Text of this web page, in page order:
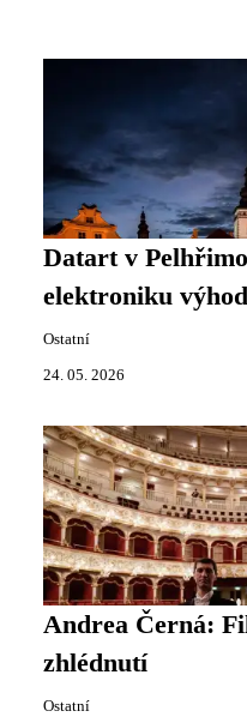
Datart v
elektroniku
Ostatní
24. 05. 2026
Andrea Černá:
zhlédnutí
Ostatní